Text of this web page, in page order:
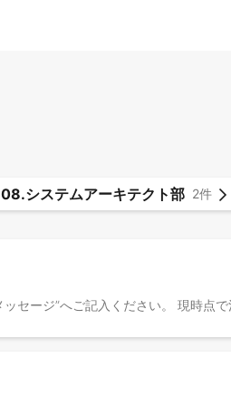
08.システムアーキテクト部 2件